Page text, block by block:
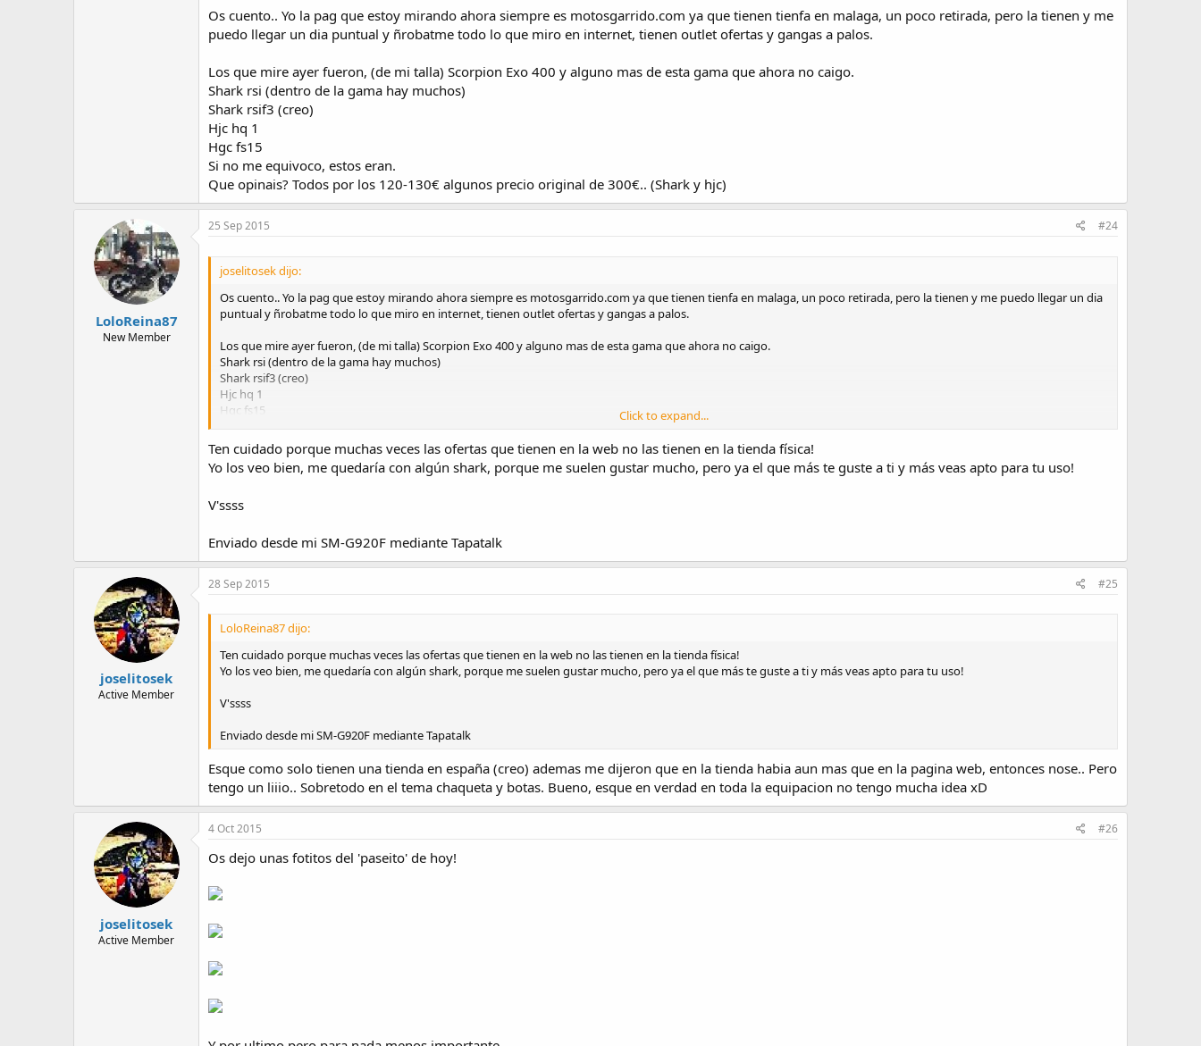
Saludos Joselitosek!
V'sssss
Enviado desde mi SM-G920F mediante Tapatalk
Os cuento.. Yo la pag que estoy mirando ahora siempre es motosgarrido.com ya que tienen tienfa en malaga, un poco retirada, pero la tienen y me
puedo llegar un dia puntual y ñrobatme todo lo que miro en internet, tienen outlet ofertas y gangas a palos.
Los que mire ayer fueron, (de mi talla) Scorpion Exo 400 y alguno mas de esta gama que ahora no caigo.
Shark rsi (dentro de la gama hay muchos)
Shark rsif3 (creo)
Hjc hq 1
Hgc fs15
Si no me equivoco, estos eran.
Que opinais? Todos por los 120-130€ algunos precio original de 300€.. (Shark y hjc)
LoloReina87
New Member
25 Sep 2015 #24
joselitosek dijo:
Os cuento.. Yo la pag que estoy mirando ahora siempre es motosgarrido.com ya que tienen tienfa en malaga, un poco retirada, pero la tienen y me puedo llegar un dia
puntual y ñrobatme todo lo que miro en internet, tienen outlet ofertas y gangas a palos.
Los que mire ayer fueron, (de mi talla) Scorpion Exo 400 y alguno mas de esta gama que ahora no caigo.
Shark rsi (dentro de la gama hay muchos)
Shark rsif3 (creo)
Hjc hq 1
Hgc fs15
Que opinais? Todos por los 120-130€ algunos precio original de 300€.. (Shark y hjc)
Click to expand...
Ten cuidado porque muchas veces las ofertas que tienen en la web no las tienen en la tienda física!
Yo los veo bien, me quedaría con algún shark, porque me suelen gustar mucho, pero ya el que más te guste a ti y más veas apto para tu uso!
V'ssss
Enviado desde mi SM-G920F mediante Tapatalk
joselitosek
Active Member
28 Sep 2015 #25
LoloReina87 dijo:
Ten cuidado porque muchas veces las ofertas que tienen en la web no las tienen en la tienda física!
Yo los veo bien, me quedaría con algún shark, porque me suelen gustar mucho, pero ya el que más te guste a ti y más veas apto para tu uso!
V'ssss
Enviado desde mi SM-G920F mediante Tapatalk
Esque como solo tienen una tienda en españa (creo) ademas me dijeron que en la tienda habia aun mas que en la pagina web, entonces nose.. Pero
tengo un liiio.. Sobretodo en el tema chaqueta y botas. Bueno, esque en verdad en toda la equipacion no tengo mucha idea xD
joselitosek
Active Member
4 Oct 2015 #26
Os dejo unas fotitos del 'paseito' de hoy!